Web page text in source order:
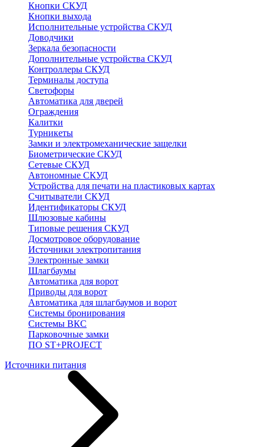
Кнопки СКУД
Кнопки выхода
Исполнительные устройства СКУД
Доводчики
Зеркала безопасности
Дополнительные устройства СКУД
Контроллеры СКУД
Терминалы доступа
Светофоры
Автоматика для дверей
Ограждения
Калитки
Турникеты
Замки и электромеханические защелки
Биометрические СКУД
Сетевые СКУД
Автономные СКУД
Устройства для печати на пластиковых картах
Считыватели СКУД
Идентификаторы СКУД
Шлюзовые кабины
Типовые решения СКУД
Досмотровое оборудование
Источники электропитания
Электронные замки
Шлагбаумы
Автоматика для ворот
Приводы для ворот
Автоматика для шлагбаумов и ворот
Системы бронирования
Системы ВКС
Парковочные замки
ПО ST+PROJECT
Источники питания